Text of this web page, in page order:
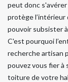
peut donc s'avérer
protège l’intérieur
pouvoir subsister
C'est pourquoi
recherche artisan
pouvez vous fier à
toiture de votre